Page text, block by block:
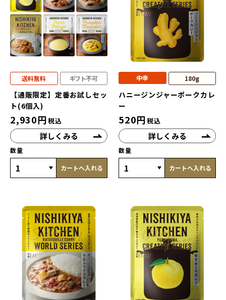
送料無料 ギフト不可
【通販限定】定番お試しセッ
ト(6個入)
2,930円税込
詳しくみる
数量
カートへ入れる
中辛 180g
ハニージンジャーポークカレ
ー
520円税込
詳しくみる
数量
カートへ入れる